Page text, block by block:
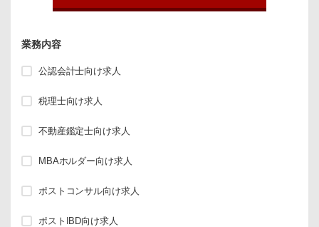
業務内容
公認会計士向け求人
税理士向け求人
不動産鑑定士向け求人
MBAホルダー向け求人
ポストコンサル向け求人
ポストIBD向け求人